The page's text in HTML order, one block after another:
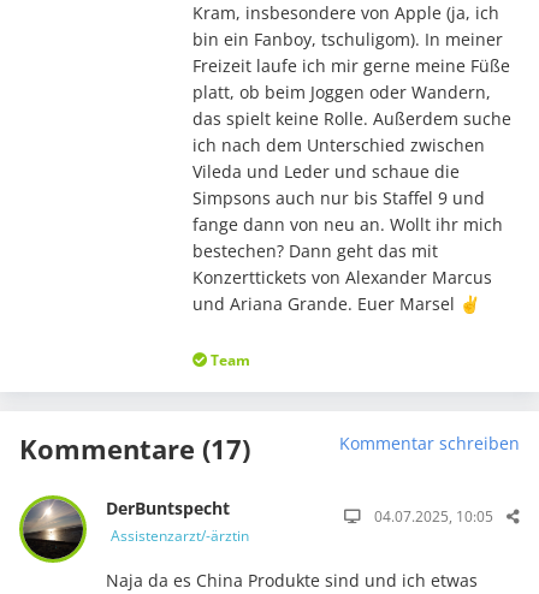
Kram, insbesondere von Apple (ja, ich
bin ein Fanboy, tschuligom). In meiner
Freizeit laufe ich mir gerne meine Füße
platt, ob beim Joggen oder Wandern,
das spielt keine Rolle. Außerdem suche
ich nach dem Unterschied zwischen
Vileda und Leder und schaue die
Simpsons auch nur bis Staffel 9 und
fange dann von neu an. Wollt ihr mich
bestechen? Dann geht das mit
Konzerttickets von Alexander Marcus
und Ariana Grande. Euer Marsel ✌️
Team
Kommentare (17) Kommentar schreiben
DerBuntspecht
Assistenzarzt/-ärztin
04.07.2025, 10:05
Naja da es China Produkte sind und ich etwas